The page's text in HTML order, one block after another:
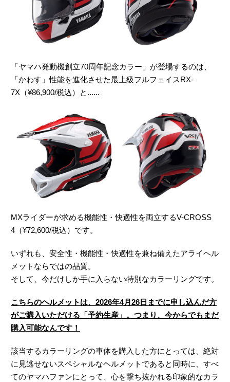
「ヤマハ発動機創立70周年記念カラー」が登場するのは、
「かわす」性能を進化させた最上級フルフェイスRX-
7X（¥86,900/税込）と......
MXライダーが求める機能性・快適性を両立するV-CROSS
4（¥72,600/税込）です。
いずれも、安全性・機能性・快適性を兼ね備えたアライヘル
メットならではの品質。
そして、今だけしか手に入らない特別なカラーリングです。
こちらのヘルメットは、2026年4月26日までに申し込んだ方
がご購入いただける「予約生産」。つまり、今からでもまだ
購入可能なんです！
該当するカラーリングの車体を購入した方にとっては、絶対
に見逃せないスペシャルなヘルメットであると同時に、すべ
てのヤマハファンにとって、心を撃ち抜かれる印象的なカラ